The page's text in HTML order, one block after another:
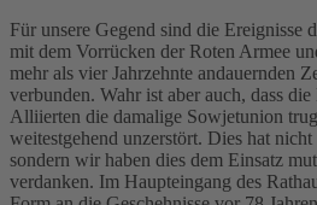
Für unsere Gegend sind die Ereignisse
mit dem Vorrücken der Roten Armee
mehr als vier Jahrzehnte andauernden
verbunden. Wahr ist aber auch, dass
Alliierten die damalige Sowjetunion
weitestgehend unzerstört. Dies hat
sondern wir haben dies dem Einsatz
verdanken. Im Haupteingang des